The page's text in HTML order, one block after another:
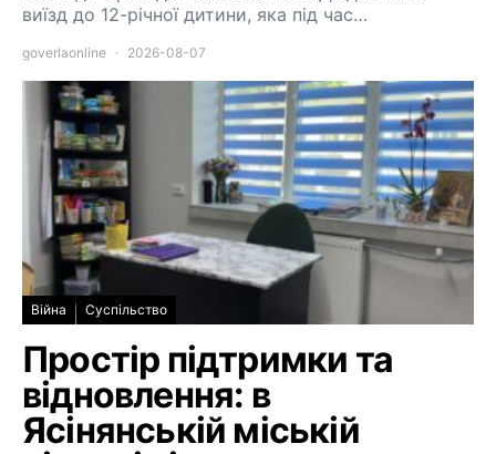
виїзд до 12-річної дитини, яка під час…
goverlaonline 2026-08-07
Війна Суспільство
Простір підтримки та
відновлення: в
Ясінянській міській